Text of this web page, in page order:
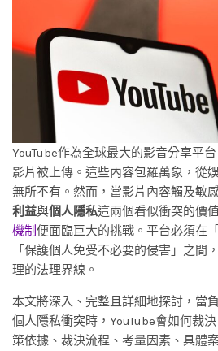
YouTube作為全球最大的影音分享平
影片被上傳。這些內容包羅萬象，從
無所不有。然而，當影片內容觸及敏
利益與個人隱私這兩個看似衝突的價
機制便面臨巨大的挑戰。平台必須在
「保護個人免受不必要的侵害」之間
理的法理界線。
本文將深入、完整且詳細地探討，當
個人隱私衝突時，YouTube會如何裁
策依據、裁決流程、考量因素、具體